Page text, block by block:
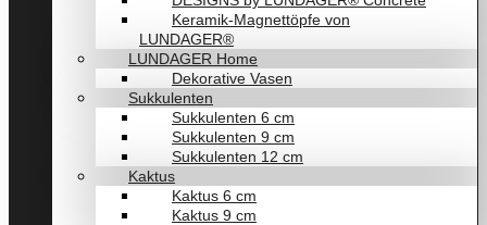
Keramik-Magnettöpfe von
LUNDAGER®
LUNDAGER Home
Dekorative Vasen
Sukkulenten
Sukkulenten 6 cm
Sukkulenten 9 cm
Sukkulenten 12 cm
Kaktus
Kaktus 6 cm
Kaktus 9 cm